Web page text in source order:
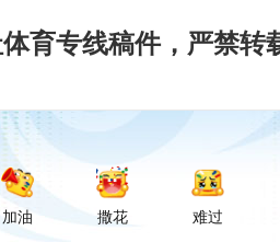
育专线稿件，严禁转
加油 撒花 难过